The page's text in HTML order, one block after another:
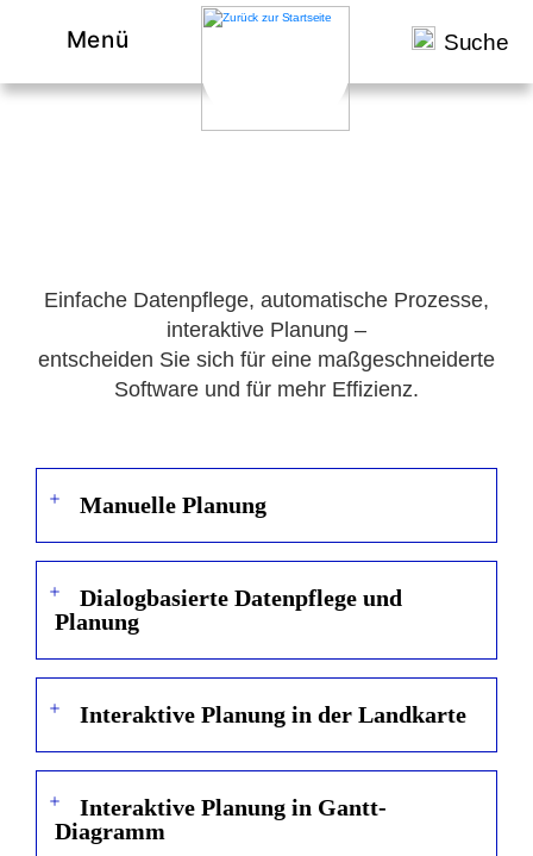
Menü Suche
Einfache Datenpflege, automatische Prozesse,
interaktive Planung –
entscheiden Sie sich für eine maßgeschneiderte
Software und für mehr Effizienz.
Manuelle Planung
Dialogbasierte Datenpflege und
Planung
Interaktive Planung in der Landkarte
Interaktive Planung in Gantt-
Diagramm